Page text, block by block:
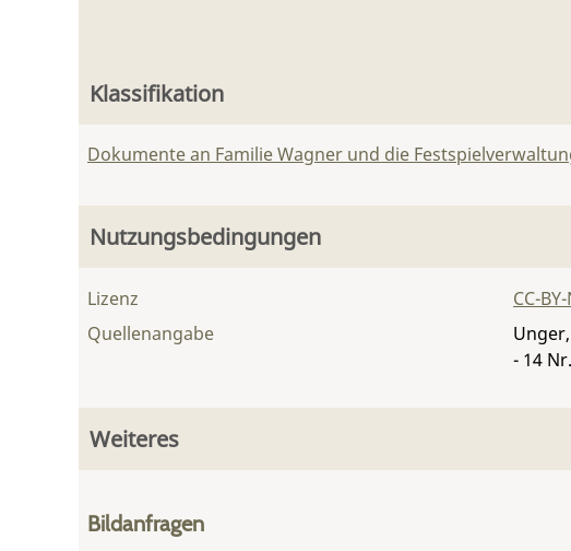
Klassifikation
Dokumente an Familie Wagner und die
Nutzungsbedingungen
Lizenz
CC-
Quellenangabe
- 14
Weiteres
Bildanfragen